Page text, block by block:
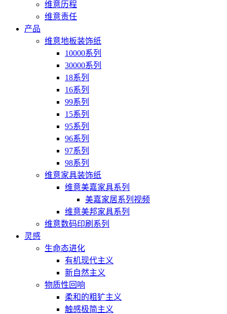
维意历程
维意责任
产品
维意地板装饰纸
10000系列
30000系列
18系列
16系列
99系列
15系列
95系列
96系列
97系列
98系列
维意家具装饰纸
维意美嘉家具系列
美嘉家居系列视频
维意美邦家具系列
维意数码印刷系列
灵感
生命态进化
有机现代主义
新自然主义
物质性回响
柔和的粗犷主义
触感极简主义